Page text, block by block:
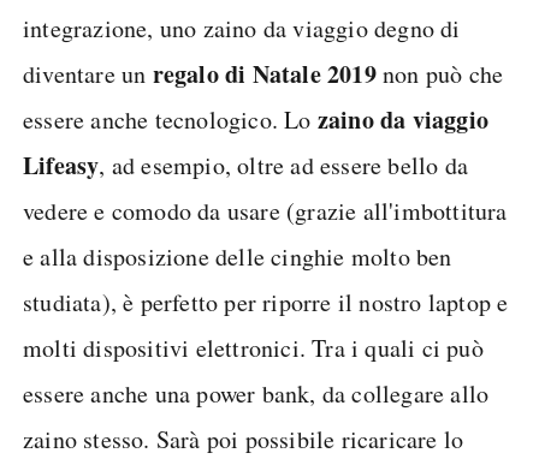
integrazione, uno zaino da viaggio degno di
diventare un regalo di Natale 2019non può che
essere anche tecnologico. Lo zaino da viaggio
Lifeasy, ad esempio, oltre ad essere bello da
vedere e comodo da usare (grazie all'imbottitura
e alla disposizione delle cinghie molto ben
studiata), è perfetto per riporre il nostro laptop e
molti dispositivi elettronici. Tra i quali ci può
essere anche una power bank, da collegare allo
zaino stesso. Sarà poi possibile ricaricare lo